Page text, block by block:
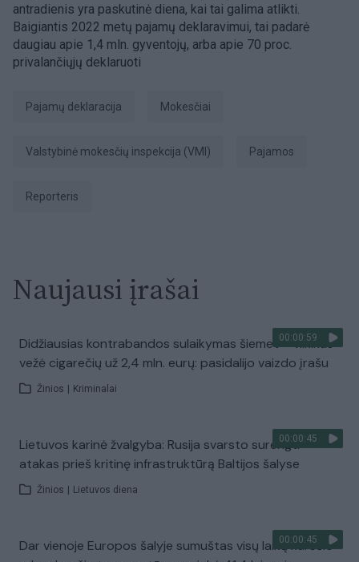
antradienis yra paskutinė diena, kai tai galima atlikti.
Baigiantis 2022 metų pajamų deklaravimui, tai padarė
daugiau apie 1,4 mln. gyventojų, arba apie 70 proc.
privalančiųjų deklaruoti
pajamų deklaracija Mokesčiai
Valstybinė mokesčių inspekcija (VMI) Pajamos
Reporteris
Naujausi įrašai
00:00:59
Didžiausias kontrabandos sulaikymas šiemet – vilkikas
vežė cigarečių už 2,4 mln. eurų: pasidalijo vaizdo įrašu
Žinios Kriminalai
00:00:45
Lietuvos karinė žvalgyba: Rusija svarsto surengti
atakas prieš kritinę infrastruktūrą Baltijos šalyse
Žinios Lietuvos diena
00:00:45
Dar vienoje Europos šalyje sumuštas visų laikų karščio